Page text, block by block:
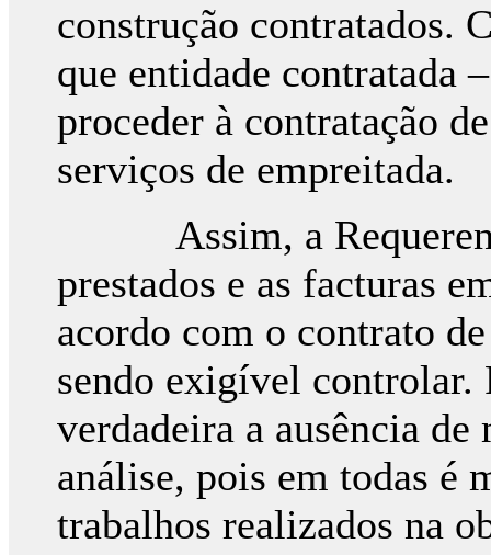
construção contratados.
que entidade contratada
proceder à contratação
serviços de empreitada.
Assim, a Requerente
prestados e as facturas
acordo com o contrato
sendo exigível controlar.
verdadeira a ausência de
análise, pois em todas é
trabalhos realizados na